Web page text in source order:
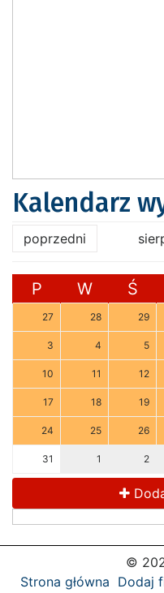
Kalendarz
poprzedni
P W Ś
27 28 29
3 4 5
10 11 12
17 18 19
24 25 26
31 1 2
©
Strona główna Dodaj